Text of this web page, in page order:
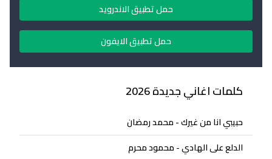
حمل تطبيق الاندرويد
حمل تطبيق الايفون
كلمات اغاني جديدة 2026
حبيبي انا من غيرك - محمد رمضان
الدلع على الهادي - محمود محرم